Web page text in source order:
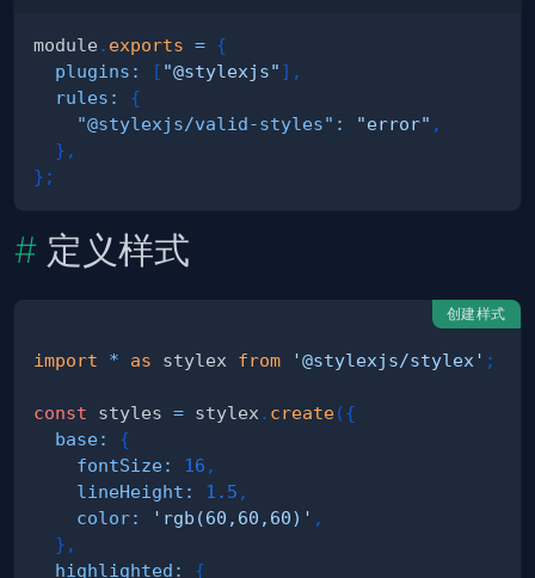
module . exports = {
plugins : [ "@stylexjs" ] ,
rules :
{
"@stylexjs/valid-styles" : "error" ,
} ,
} ;
定义样式
创建样式
import * as stylex from '@stylexjs/stylex' ;
const styles = stylex . create({
base:
{
fontSize: 16 ,
lineHeight : 1.5 ,
color: 'rgb(60,60,60)' ,
} ,
highlighted : {